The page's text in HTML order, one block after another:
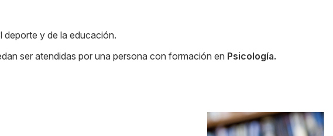
y de la educación.
ser atendidas por una persona con formación en Psicología.